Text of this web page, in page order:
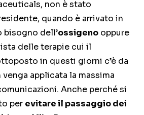
non è stato
quando è arrivato in
bisogno dell’ossigeno oppure
delle terapie cui il
in questi giorni c’è da
applicata la massima
Anche perché si
per evitare il passaggio dei